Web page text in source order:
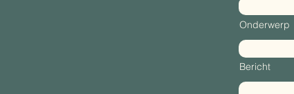
Onderwerp
Bericht